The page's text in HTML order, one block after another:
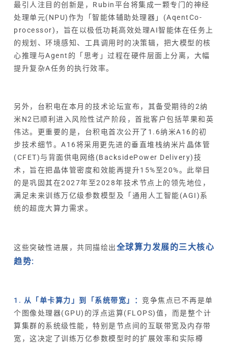
最引人注目的创新是，Rubin平台将集成一颗专门的神经
处理单元(NPU)作为「智能体辅助处理器」(AqentCo-
processor)，旨在以极低功耗高效处理AI智能体在任务上
的规划、环境感知、工具调用时的决策辑，把大模型的核
心推理与Agent的「思考」过程在硬件层面上分离，大幅
提升复杂A任务的执行效率。
另外，台积电在本月的技术论坛宣布，其备受期待的2纳
米N2已顺利进入风险性试产阶段，首批客户包括苹果和英
伟达。更重要的是，台积电首次公开了1.6纳米A16的初
步技术细节。A16将采用更先进的垂直堆栈纳米片晶体管
(CFET)与背面供电网络(BacksidePower Delivery)技
术，旨在把晶体管密度和效能再提升15%至20%。此举目
的是巩固其在2027年至2028年技术节点上的领先地位，
满足未来训练万亿级参数模型及「通用人工智能(AGI)系
统的超庞大算力需求。
这些突破性进展，共同描绘出全球算力发展的三大核心
趋势:
1. 从「单卡算力」到「系统带宽」： 竞争焦点已不再是单
个图像处理器(GPU)的浮点运算(FLOPS)值，而是整个计
算集群的系统级性能，特别是节点间的互联带宽及内存带
宽，这决定了训练万亿参数模型时的扩展效率和实际樽